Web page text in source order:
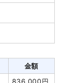
60,000円
金額
836,000円